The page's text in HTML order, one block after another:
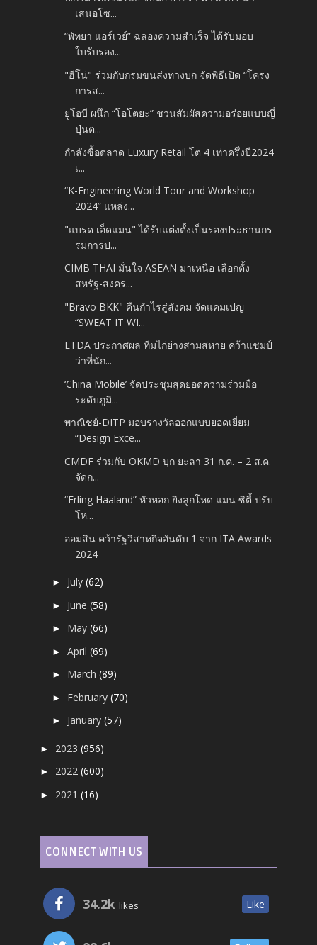
เสนอโซ...
“พัทยา แอร์เวย์” ฉลองความสำเร็จ ได้รับมอบ
ใบรับรอง...
"ฮีโน่" ร่วมกับกรมขนส่งทางบก จัดพิธีเปิด “โครง
การส...
ยูโอบี ผนึก “โอโตยะ” ชวนสัมผัสความอร่อยแบบญี่
ปุ่นต...
กำลังซื้อตลาด Luxury Retail โต 4 เท่าครึ่งปี2024
เ...
“K-Engineering World Tour and Workshop
2024” แหล่ง...
"แบรด เอ็ดแมน" ได้รับแต่งตั้งเป็นรองประธานกร
รมการป...
CIMB THAI มั่นใจ ASEAN มาเหนือ เลือกตั้ง
สหรัฐ-สงคร...
"Bravo BKK" คืนกำไรสู่สังคม จัดแคมเปญ
“SWEAT IT WI...
ETDA ประกาศผล ทีมไก่ย่างสามสหาย คว้าแชมป์
ว่าที่นัก...
‘China Mobile’ จัดประชุมสุดยอดความร่วมมือ
ระดับภูมิ...
พาณิชย์-DITP มอบรางวัลออกแบบยอดเยี่ยม
“Design Exce...
CMDF ร่วมกับ OKMD บุก ยะลา 31 ก.ค. – 2 ส.ค.
จัดก...
“Erling Haaland” หัวหอก ยิงลูกโหด แมน ซิตี้ ปรับ
โห...
ออมสิน คว้ารัฐวิสาหกิจอันดับ 1 จาก ITA Awards
2024
► July(62)
► June(58)
► May(66)
►April(69)
► March(89)
► February(70)
► January(57)
► 2023(956)
► 2022(600)
► 2021(16)
CONNECT WITH US
34.2k likes Like